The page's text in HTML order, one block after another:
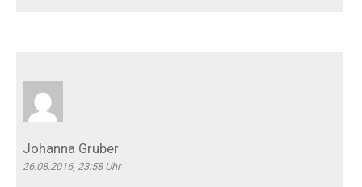
Johanna Gruber
26.08.2016, 23:58 Uhr